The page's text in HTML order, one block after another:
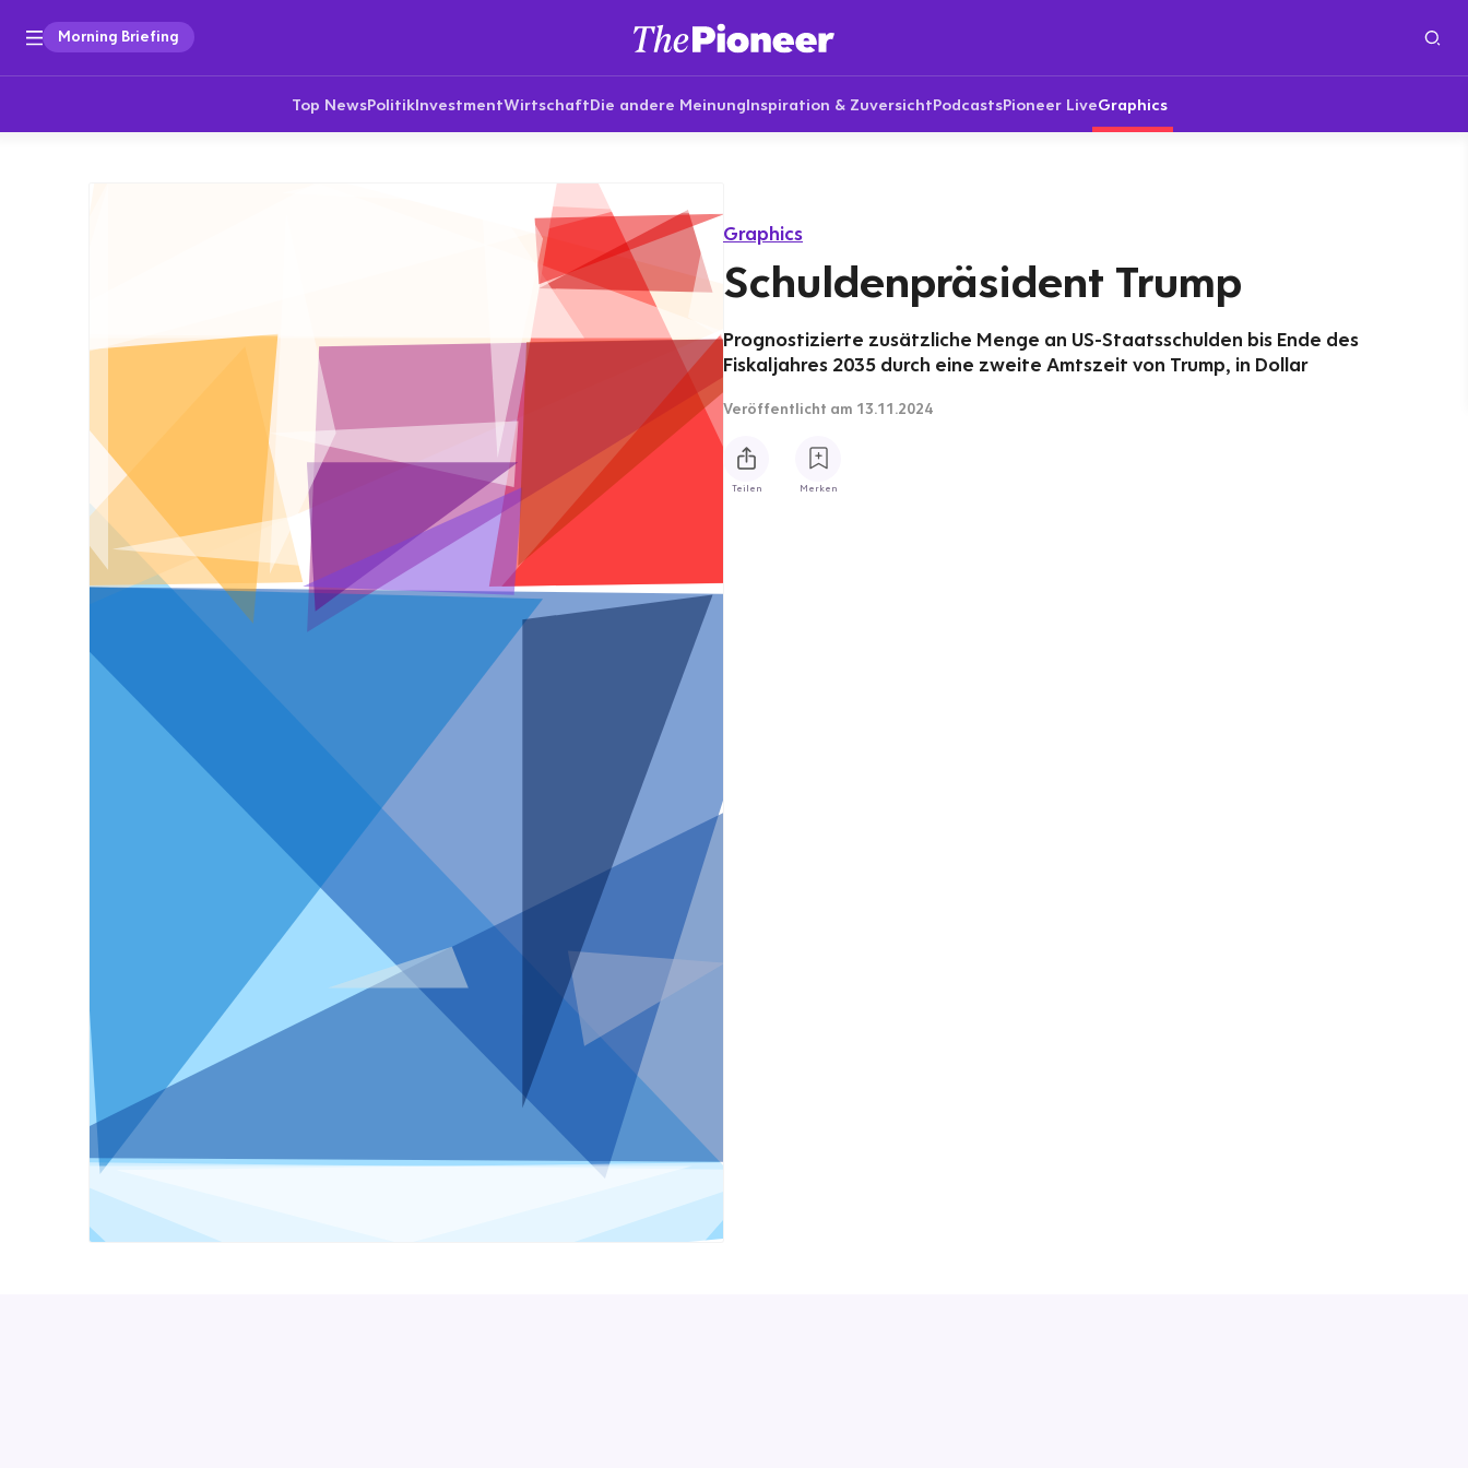
Morning Briefing
Top NewsPolitikInvestmentWirtschaftDie andere MeinungInspiration & ZuversichtPodcastsPioneer LiveGraphics
Graphics
Schuldenpräsident Trump
Prognostizierte zusätzliche Menge an US-Staatsschulden bis Ende des
Fiskaljahres 2035 durch eine zweite Amtszeit von Trump, in Dollar
Veröffentlicht am 13.11.2024
Teilen Merken